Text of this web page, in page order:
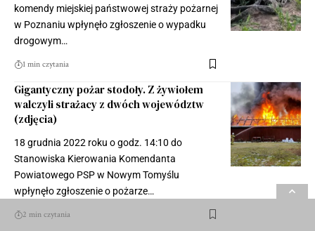
komendy miejskiej państwowej straży pożarnej
w Poznaniu wpłynęło zgłoszenie o wypadku
drogowym…
1 min czytania
Gigantyczny pożar stodoły. Z żywiołem
walczyli strażacy z dwóch województw
(zdjęcia)
18 grudnia 2022 roku o godz. 14:10 do
Stanowiska Kierowania Komendanta
Powiatowego PSP w Nowym Tomyślu
wpłynęło zgłoszenie o pożarze…
2 min czytania